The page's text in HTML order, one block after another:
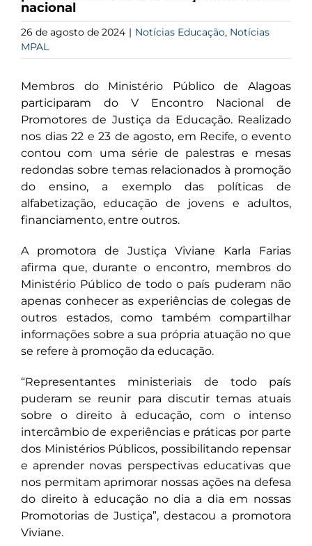
nacional
26 de agosto de 2024 | Notícias Educação, Notícias
MPAL
Membros do Ministério Público de Alagoas
participaram do V Encontro Nacional de
Promotores de Justiça da Educação. Realizado
nos dias 22 e 23 de agosto, em Recife, o evento
contou com uma série de palestras e mesas
redondas sobre temas relacionados à promoção
do ensino, a exemplo das políticas de
alfabetização, educação de jovens e adultos,
financiamento, entre outros.
A promotora de Justiça Viviane Karla Farias
afirma que, durante o encontro, membros do
Ministério Público de todo o país puderam não
apenas conhecer as experiências de colegas de
outros estados, como também compartilhar
informações sobre a sua própria atuação no que
se refere à promoção da educação.
“Representantes ministeriais de todo país
puderam se reunir para discutir temas atuais
sobre o direito à educação, com o intenso
intercâmbio de experiências e práticas por parte
dos Ministérios Públicos, possibilitando repensar
e aprender novas perspectivas educativas que
nos permitam aprimorar nossas ações na defesa
do direito à educação no dia a dia em nossas
Promotorias de Justiça”, destacou a promotora
Viviane.